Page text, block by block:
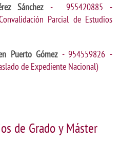
Sánchez- 955420885 -
Parcial de Estudios
Puerto Gómez- 954559826 -
de Expediente Nacional)
de Grado y Máster